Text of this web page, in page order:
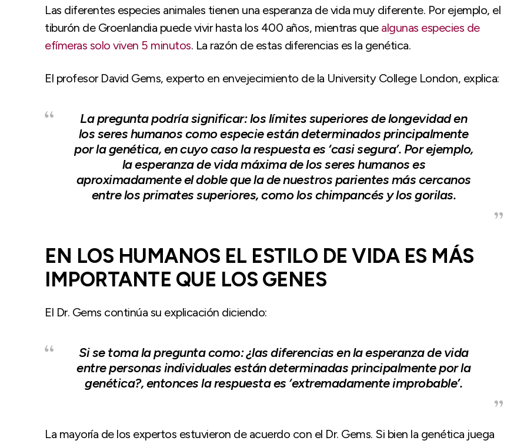
Las diferentes especies animales tienen una esperanza de vida muy diferente. Por ejemplo, el
tiburón de Groenlandia puede vivir hasta los 400 años, mientras que algunas especies de
efímeras solo viven 5 minutos. La razón de estas diferencias es la genética.
El profesor David Gems, experto en envejecimiento de la University College London, explica:
La pregunta podría significar: los límites superiores de longevidad en
los seres humanos como especie están determinados principalmente
por la genética, en cuyo caso la respuesta es ‘casi segura’. Por ejemplo,
la esperanza de vida máxima de los seres humanos es
aproximadamente el doble que la de nuestros parientes más cercanos
entre los primates superiores, como los chimpancés y los gorilas.
EN LOS HUMANOS EL ESTILO DE VIDA ES MÁS
IMPORTANTE QUE LOS GENES
El Dr. Gems continúa su explicación diciendo:
Si se toma la pregunta como: ¿las diferencias en la esperanza de vida
entre personas individuales están determinadas principalmente por la
genética?, entonces la respuesta es ‘extremadamente improbable’.
La mayoría de los expertos estuvieron de acuerdo con el Dr. Gems. Si bien la genética juega